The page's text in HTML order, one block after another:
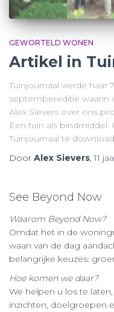
GEWORTELD WONEN
Artikel in
Tuinjournaal vierde
septembereditie waarin
Alex Sievers over ons
Een tuin als bindmiddel.
Tuinjournaal te
Door Alex Sievers,11
See Beyond Now
Waarom Beyond Now?
Omdat het in de
waan van de dag
belangrijke keuzes:
Hoe komen we daar?
We helpen u los te
inzichten, doelgroepen